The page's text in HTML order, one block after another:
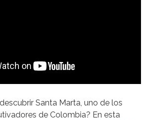
Santa Marta, uno de los
de Colombia? En esta